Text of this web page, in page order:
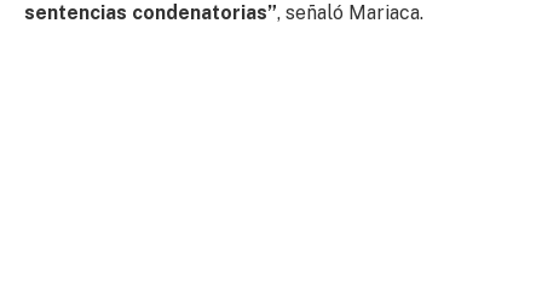
sentencias condenatorias”, señaló Mariaca.